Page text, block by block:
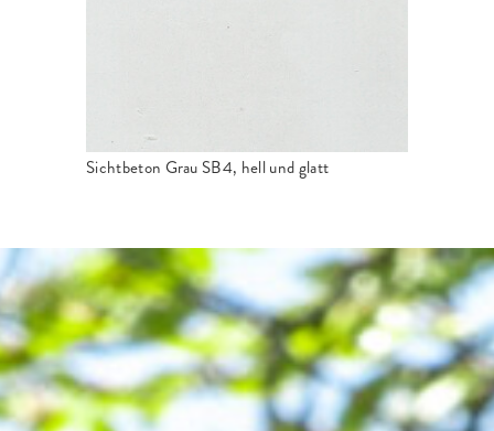
Sichtbeton Grau SB4, hell und glatt